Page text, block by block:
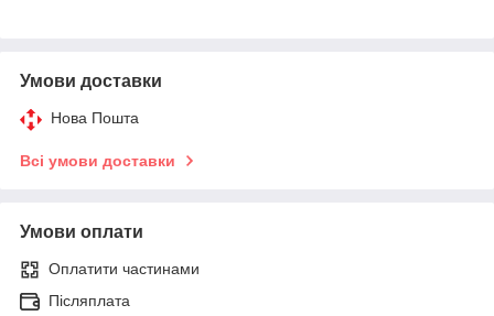
Умови доставки
Нова Пошта
Всі умови доставки
Умови оплати
Оплатити частинами
Післяплата